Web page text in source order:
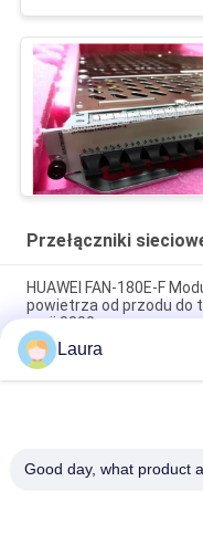
Przełączniki
HUAWEI FAN-180E-F
powietrza od przodu do
serii 8800
S5735-S24P4XE-V2,
PoE+/4x10GE SFP+
C9300X-48TX-A Cisco
Laura
Good day, what product